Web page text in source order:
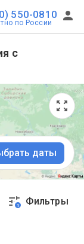
550-0810
по России
с
даты
1 Фильтры